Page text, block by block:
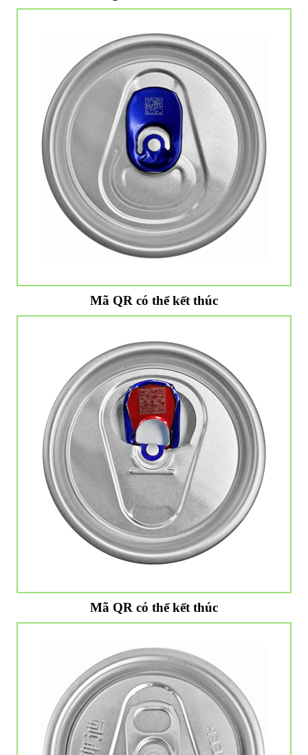
Mã QR có thể kết thúc
Mã QR có thể kết thúc